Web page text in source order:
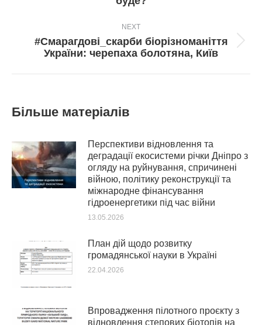
пост:
NEXT
Next
post:
#Смарагдові_скарби біорізноманіття
України: черепаха болотяна, Київ
Більше матеріалів
Перспективи відновлення та
деградації екосистеми річки Дніпро з
огляду на руйнування, спричинені
війною, політику реконструкції та
міжнародне фінансування
гідроенергетики під час війни
13.05.2026
План дій щодо розвитку
громадянської науки в Україні
22.04.2026
Впровадження пілотного проєкту з
відновлення степових біотопів на